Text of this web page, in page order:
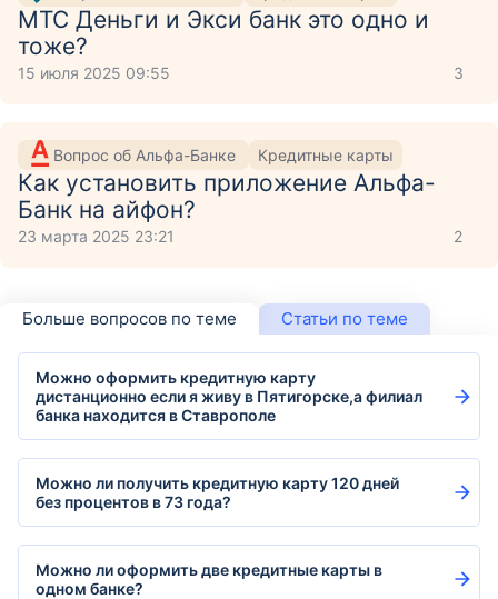
МТС Деньги и Экси банк это одно и
тоже?
15 июля 2025 09:55 3
Вопрос об Альфа-Банке Кредитные карты
Как установить приложение Aльфа-
Банк на айфон?
23 марта 2025 23:21 2
Больше вопросов по теме Статьи по теме
Можно оформить кредитную карту
дистанционно если я живу в Пятигорске,а филиал
банка находится в Ставрополе
Можно ли получить кредитную карту 120 дней
без процентов в 73 года?
Можно ли оформить две кредитные карты в
одном банке?